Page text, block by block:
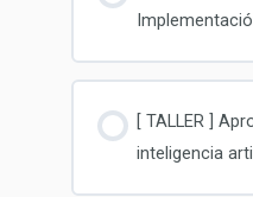
[ TALLER ]
inteligencia